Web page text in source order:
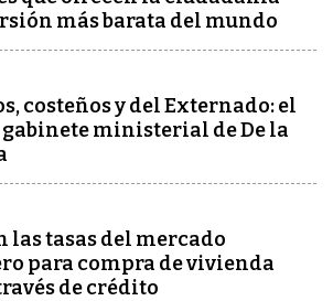
más barata del mundo
costeños y del Externado: el
gabinete ministerial de De la
las tasas del mercado
para compra de vivienda
de crédito